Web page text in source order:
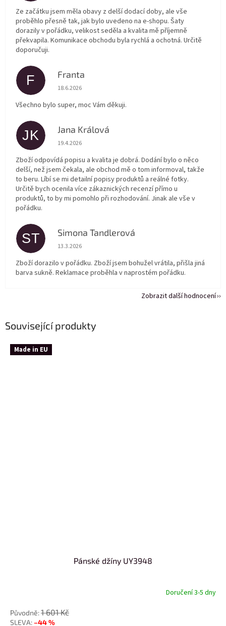
Související produkty
Made in EU
Pánské džíny UY3948
Doručení 3-5 dny
1 601 Kč
–44 %
Ze začátku jsem měla obavy z delší dodací doby, ale vše
proběhlo přesně tak, jak bylo uvedeno na e-shopu. Šaty
dorazily v pořádku, velikost seděla a kvalita mě příjemně
překvapila. Komunikace obchodu byla rychlá a ochotná. Určitě
doporučuji.
F Franta
Hodnocení obchodu je 5 z 5 hvězdiček.
18.6.2026
Všechno bylo super, moc Vám děkuji.
JK Jana Králová
Hodnocení obchodu je 5 z 5 hvězdiček.
19.4.2026
Zboží odpovídá popisu a kvalita je dobrá. Dodání bylo o něco
delší, než jsem čekala, ale obchod mě o tom informoval, takže
to beru. Líbí se mi detailní popisy produktů a reálné fotky.
Určitě bych ocenila více zákaznických recenzí přímo u
produktů, to by mi pomohlo při rozhodování. Jinak ale vše v
pořádku.
ST Simona Tandlerová
Hodnocení obchodu je 5 z 5 hvězdiček.
13.3.2026
Zboží dorazilo v pořádku. Zboží jsem bohužel vrátila, přišla jiná
barva sukně. Reklamace proběhla v naprostém pořádku.
Zobrazit další hodnocení